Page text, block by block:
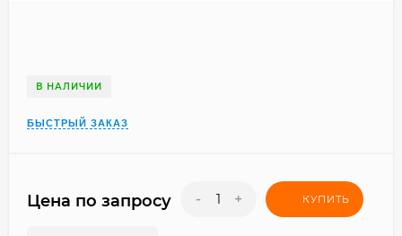
В НАЛИЧИИ
БЫСТРЫЙ ЗАКАЗ
Цена по запросу - + КУПИТЬ